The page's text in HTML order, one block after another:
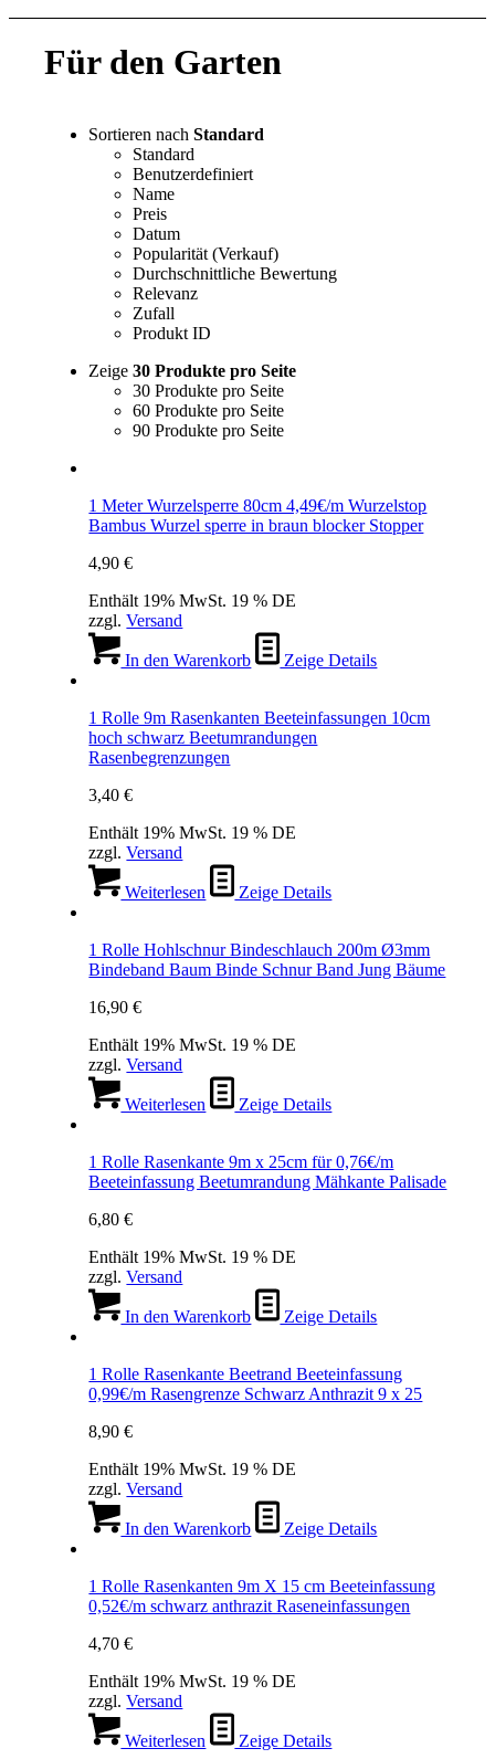
Für den Garten
Sortieren nachStandard
Standard
Benutzerdefiniert
Name
Preis
Datum
Popularität (Verkauf)
Durchschnittliche Bewertung
Relevanz
Zufall
Produkt ID
Zeige30 Produkte pro Seite
30 Produkte pro Seite
60 Produkte pro Seite
90 Produkte pro Seite
1 Meter Wurzelsperre 80cm 4,49€/m Wurzelstop
Bambus Wurzel sperre in braun blocker Stopper
4,90€
Enthält 19% MwSt. 19 % DE
zzgl.Versand
In den Warenkorb Zeige Details
1 Rolle 9m Rasenkanten Beeteinfassungen 10cm
hoch schwarz Beetumrandungen
Rasenbegrenzungen
3,40€
Enthält 19% MwSt. 19 % DE
zzgl.Versand
Weiterlesen Zeige Details
1 Rolle Hohlschnur Bindeschlauch 200m Ø3mm
Bindeband Baum Binde Schnur Band Jung Bäume
16,90€
Enthält 19% MwSt. 19 % DE
zzgl.Versand
Weiterlesen Zeige Details
1 Rolle Rasenkante 9m x 25cm für 0,76€/m
Beeteinfassung Beetumrandung Mähkante Palisade
6,80€
Enthält 19% MwSt. 19 % DE
zzgl.Versand
In den Warenkorb Zeige Details
1 Rolle Rasenkante Beetrand Beeteinfassung
0,99€/m Rasengrenze Schwarz Anthrazit 9 x 25
8,90€
Enthält 19% MwSt. 19 % DE
zzgl.Versand
In den Warenkorb Zeige Details
1 Rolle Rasenkanten 9m X 15 cm Beeteinfassung
0,52€/m schwarz anthrazit Raseneinfassungen
4,70€
Enthält 19% MwSt. 19 % DE
zzgl.Versand
Weiterlesen Zeige Details